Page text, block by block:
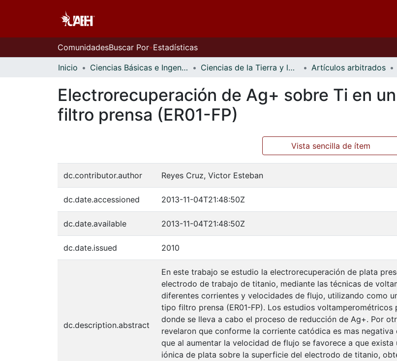
ComunidadesBuscar Por Estadísticas
Inicio Ciencias Básicas e Ingeniería Ciencias de la Tierra y los Materiales Artículos arbitrados
Electrorecuperación de Ag+ sobre Ti en
filtro prensa (ER01-FP)
Vista sencilla de ítem
dc.contributor.author Reyes Cruz, Victor Esteban
dc.date.accessioned 2013-11-04T21:48:50Z
dc.date.available 2013-11-04T21:48:50Z
dc.date.issued 2010
dc.description.abstract
En este trabajo se estudio la electrorecuperación de plata
electrodo de trabajo de titanio, mediante las técnicas de
diferentes corrientes y velocidades de flujo, utilizando como
tipo filtro prensa (ER01-FP). Los estudios
donde se lleva a cabo el proceso de reducción de Ag+. Por
revelaron que conforme la corriente catódica es mas
que al aumentar la velocidad de flujo se favorece a que
iónica de plata sobre la superficie del electrodo de titanio,